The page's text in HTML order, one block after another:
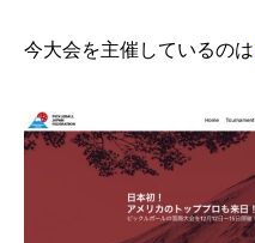
今大会を主催しているのは